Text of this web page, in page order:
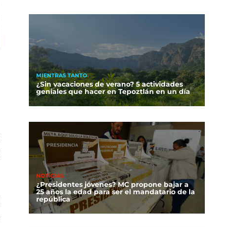
MIENTRAS TANTO
¿Sin vacaciones de verano? 5 actividades
geniales que hacer en Tepoztlán en un día
NOTICIAS
¿Presidentes jóvenes? MC propone bajar a
25 años la edad para ser el mandatario de la
república